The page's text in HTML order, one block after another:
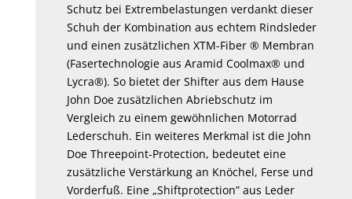
Schutz bei Extrembelastungen verdankt dieser
Schuh der Kombination aus echtem Rindsleder
und einen zusätzlichen XTM-Fiber ® Membran
(Fasertechnologie aus Aramid Coolmax® und
Lycra®). So bietet der Shifter aus dem Hause
John Doe zusätzlichen Abriebschutz im
Vergleich zu einem gewöhnlichen Motorrad
Lederschuh. Ein weiteres Merkmal ist die John
Doe Threepoint-Protection, bedeutet eine
zusätzliche Verstärkung an Knöchel, Ferse und
Vorderfuß. Eine „Shiftprotection” aus Leder